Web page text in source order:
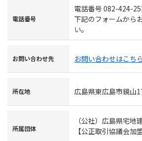
電話番号
電話番号 082-424-
下記のフォームから
い。
お問い合わせ先 お問い合わせはこち
所在地 広島県東広島市鏡山
所属団体
（公社）広島県宅地
【公正取引協議会加